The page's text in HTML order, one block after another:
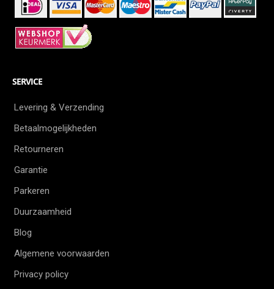
SERVICE
Levering & Verzending
Betaalmogelijkheden
Retourneren
Garantie
Parkeren
Duurzaamheid
Blog
Algemene voorwaarden
Privacy policy